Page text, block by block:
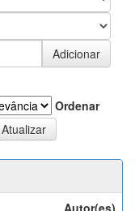
Ordenar
Autor(es)